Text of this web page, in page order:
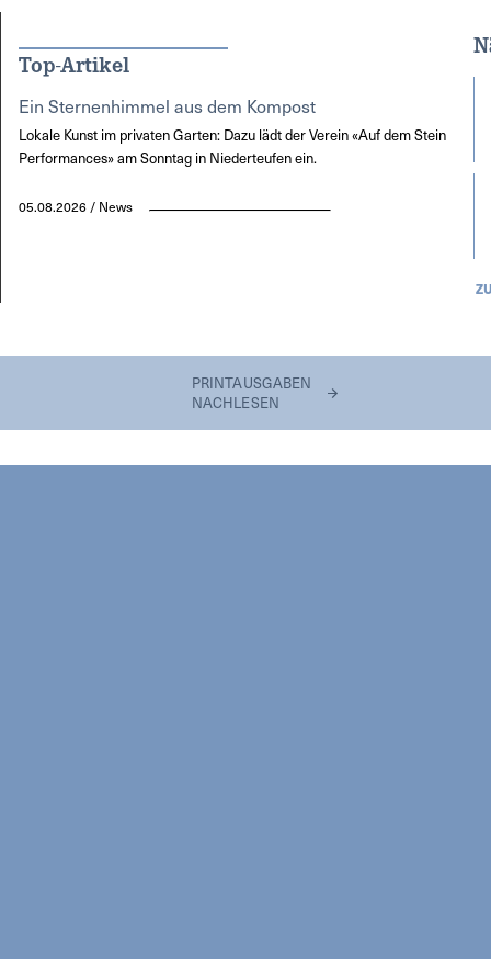
Top-Artikel
Ein Sternenhimmel aus dem Kompost
Lokale Kunst im privaten Garten: Dazu lädt der Verein «Auf dem Stein
Performances» am Sonntag in Niederteufen ein.
05.08.2026 / News
PRINTAUSGABEN
NACHLESEN